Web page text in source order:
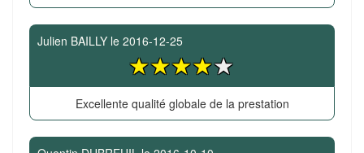
Julien BAILLY le 2016-12-25
Excellente qualité globale de la prestation